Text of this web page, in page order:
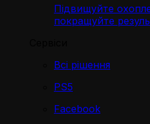
Підвищуйте
покращуйте
Всі рішення
PS5
Facebook